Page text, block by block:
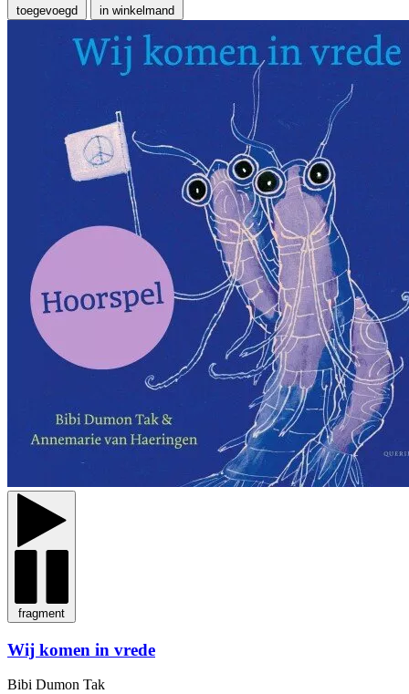
toegevoegd in winkelmand
fragment
Wij komen in vrede
Bibi Dumon Tak